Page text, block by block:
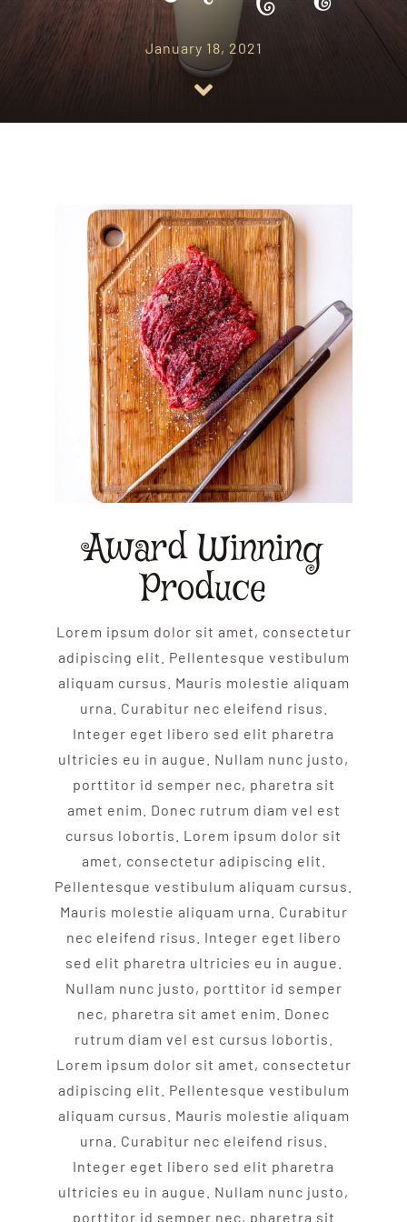
BLOG
CONTACT
January 18, 2021
Award Winning
Produce
Lorem ipsum dolor sit amet, consectetur
adipiscing elit. Pellentesque vestibulum
aliquam cursus. Mauris molestie aliquam
urna. Curabitur nec eleifend risus.
Integer eget libero sed elit pharetra
ultricies eu in augue. Nullam nunc justo,
porttitor id semper nec, pharetra sit
amet enim. Donec rutrum diam vel est
cursus lobortis. Lorem ipsum dolor sit
amet, consectetur adipiscing elit.
Pellentesque vestibulum aliquam cursus.
Mauris molestie aliquam urna. Curabitur
nec eleifend risus. Integer eget libero
sed elit pharetra ultricies eu in augue.
Nullam nunc justo, porttitor id semper
nec, pharetra sit amet enim. Donec
rutrum diam vel est cursus lobortis.
Lorem ipsum dolor sit amet, consectetur
adipiscing elit. Pellentesque vestibulum
aliquam cursus. Mauris molestie aliquam
urna. Curabitur nec eleifend risus.
Integer eget libero sed elit pharetra
ultricies eu in augue. Nullam nunc justo,
porttitor id semper nec, pharetra sit